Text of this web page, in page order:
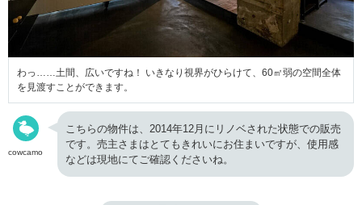
わっ……土間、広いですね！ いきなり視界がひらけて、60㎡弱の空間全体
を見渡すことができます。
cowcamo
こちらの物件は、2014年12月にリノベされた状態での販売
です。売主さまはとてもきれいにお住まいですが、使用感
などは現地にてご確認くださいね。